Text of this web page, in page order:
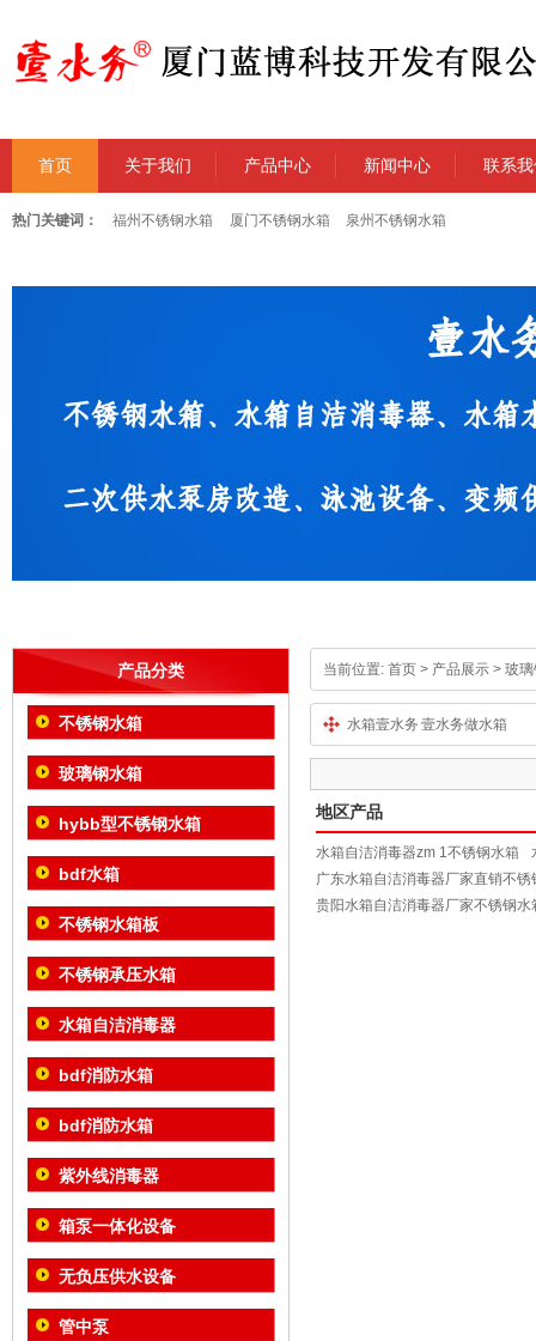
首页 关于我们 产品中心 新闻中心 联系
热门关键词： 福州不锈钢水箱 厦门不锈钢水箱 泉州不锈钢水箱
产品分类
不锈钢水箱
玻璃钢水箱
hybb型不锈钢水箱
bdf水箱
不锈钢水箱板
不锈钢承压水箱
水箱自洁消毒器
bdf消防水箱
bdf消防水箱
紫外线消毒器
箱泵一体化设备
无负压供水设备
管中泵
当前位置: 首页 > 产品展示 > 玻
水箱壹水务 壹水务做水箱
地区产品
水箱自洁消毒器zm 1不锈钢水箱
广东水箱自洁消毒器厂家直销不锈
贵阳水箱自洁消毒器厂家不锈钢水